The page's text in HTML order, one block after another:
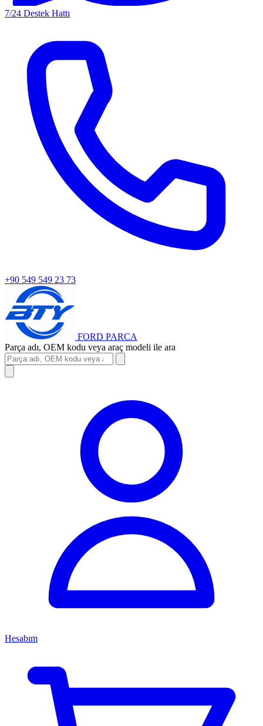
7/24 Destek Hattı
+90 549 549 23 73
FORD PARCA
Parça adı, OEM kodu veya araç modeli ile ara
Hesabım